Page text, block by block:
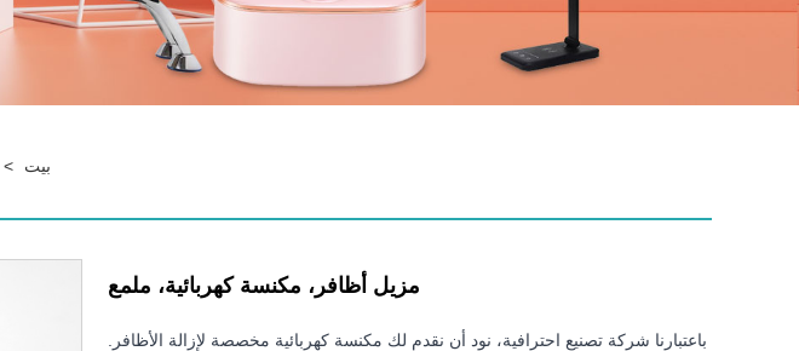
بيت >
مزيل أظافر، مكنسة كهربائية، ملمع
باعتبارنا شركة تصنيع احترافية، نود أن نقدم لك مكنسة كهربائية مخصصة لإزالة الأظافر.